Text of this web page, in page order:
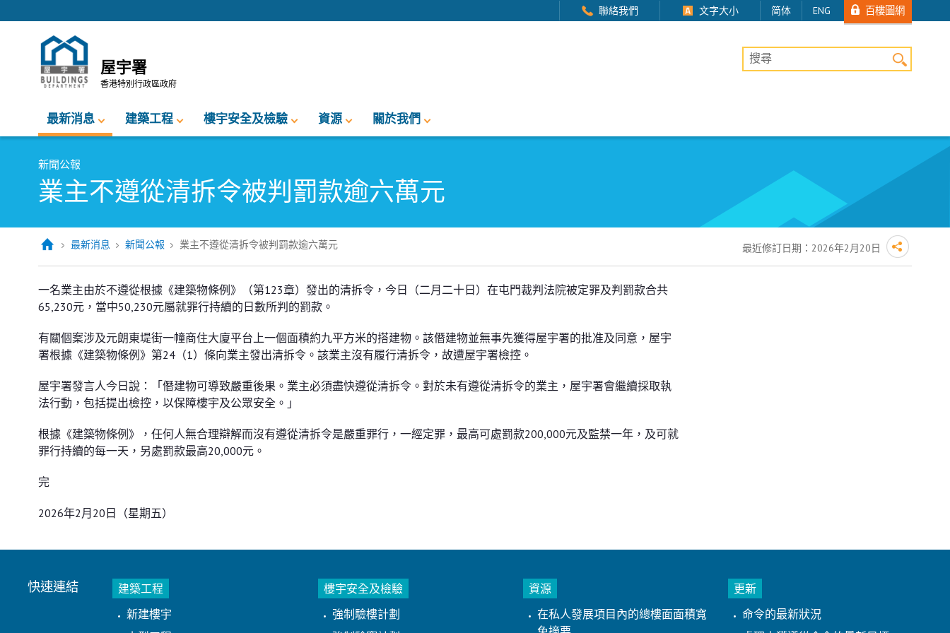
聯絡我們 文字大小 简体 ENG 百樓圖網
屋宇署
香港特別行政區政府
桌上版網站搜尋
最新消息 建築工程 樓宇安全及檢驗 資源 關於我們
新聞公報
業主不遵從清拆令被判罰款逾六萬元
最新消息 新聞公報 業主不遵從清拆令被判罰款逾六萬元 最近修訂日期：2026年2月20日
業主不遵從清拆令被判罰款逾六萬元
一名業主由於不遵從根據《建築物條例》（第123章）發出的清拆令，今日（二月二十日）在屯門裁判法院被定罪及判罰款合共
65,230元，當中50,230元屬就罪行持續的日數所判的罰款。
有關個䅁涉及元朗東堤街一幢商住大廈平台上一個面積約九平方米的搭建物。該僭建物並無事先獲得屋宇署的批准及同意，屋宇
署根據《建築物條例》第24（1）條向業主發出清拆令。該業主沒有履行清拆令，故遭屋宇署檢控。
屋宇署發言人今日說：「僭建物可導致嚴重後果。業主必須盡快遵從清拆令。對於未有遵從清拆令的業主，屋宇署會繼續採取執
法行動，包括提出檢控，以保障樓宇及公眾安全。」
根據《建築物條例》，任何人無合理辯解而沒有遵從清拆令是嚴重罪行，一經定罪，最高可處罰款200,000元及監禁一年，及可就
罪行持續的每一天，另處罰款最高20,000元。
完
2026年2月20日（星期五）
快速連結
建築工程
新建樓宇
樓宇安全及檢驗
強制驗樓計劃
資源
在私人發展項目內的總樓面面積寬
更新
命令的最新狀況